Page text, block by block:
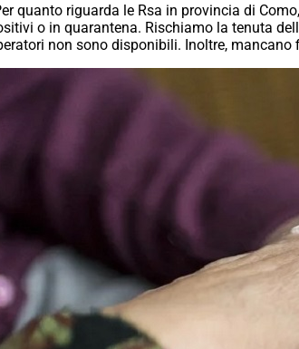
quanto riguarda le Rsa in provincia di
o in quarantena. Rischiamo la tenuta
non sono disponibili. Inoltre, mancano